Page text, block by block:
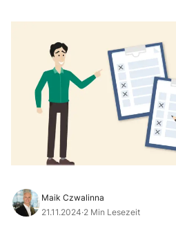
Maik Czwalinna
21.11.2024·2 Min Lesezeit